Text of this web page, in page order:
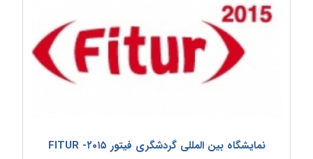
نمایشگاه بین المللی گردشگری فیتور FITUR -۲۰۱۵